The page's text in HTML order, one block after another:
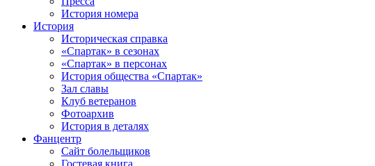
История номера
История
Историческая справка
«Спартак» в сезонах
«Спартак» в персонах
История общества «Спартак»
Зал славы
Клуб ветеранов
Фотоархив
История в деталях
Фанцентр
Сайт болельщиков
Гостевая книга